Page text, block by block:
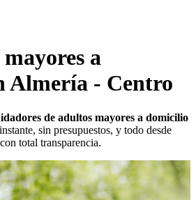
a
Almería - Centro
de adultos mayores a domicilio
sin presupuestos, y todo desde
total transparencia.